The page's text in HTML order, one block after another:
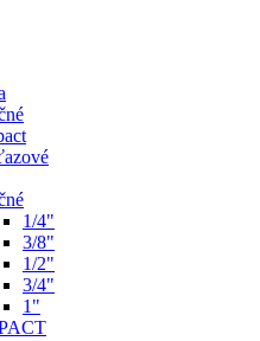
1/4"
3/8"
1/2"
3/4"
1"